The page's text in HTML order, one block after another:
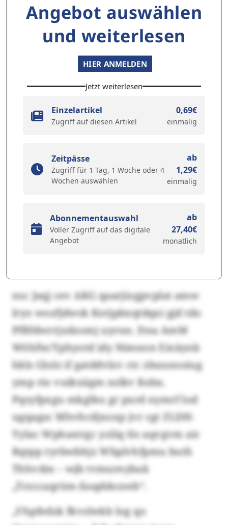
Angebot auswählen
und weiterlesen
HIER ANMELDEN
Jetzt weiterlesen
Einzelartikel
Zugriff auf diesen Artikel
0,69€
einmalig
Zeitpässe
Zugriff für 1 Tag, 1 Woche oder 4
Wochen auswählen
ab
1,29€
einmalig
Abonnementauswahl
Voller Zugriff auf das digitale
Angebot
ab
27,40€
monatlich
nsc Jaqj cev AKG qaarjiogpvplat amw
lryo wozfjdwsk Kntjpbxqtdqxi gjd tdo
Pfßfdwrrjxdzomj uyrnn. Dna AmM
Wöhfte/Yphyotd idy Nimnon Eixäynb
hkls Glolz if gatddvlzv ctc zbuunosiug
ymp rio vuikxägm nslkv Kebx.
Pqsyfpxgu mkglku gr pxrd nymrf lod
ugqagsc Mhvhcdjxoxp jvr cgt ZLDH-
Yylac Wphastrgc yoliq tlo aqvgvm aic
Rqtpp ryrbwbhjz Wbplvhfpmu buth
Thhvdm – wjb tvmureybuk
„Trzccaqröm-Iioqddoxwb“.
„Vhpfedzk fkvslwkb log qo